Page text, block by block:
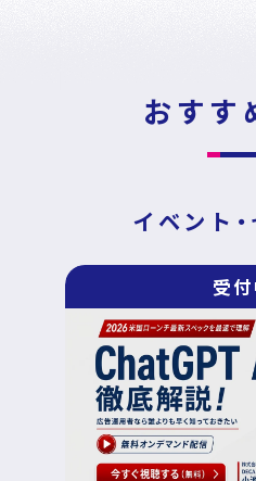
DECA Cloud
DECA オンライン
DECA カスタマー
DECA MA
イベント・セミナー
お問い合わせ
パートナープログラム
Special Contents
おすす
イベント
受付